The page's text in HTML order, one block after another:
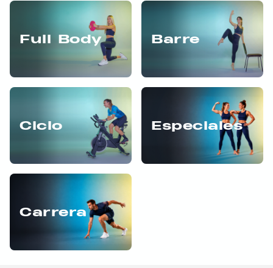
Full Body Barre
Ciclo Especiales
Carrera